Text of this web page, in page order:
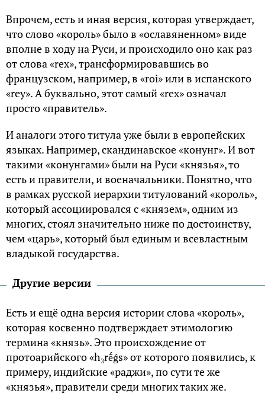
Впрочем, есть и иная версия, которая утверждает,
что слово «король» было в «ославяненном» виде
вполне в ходу на Руси, и происходило оно как раз
от слова «rex», трансформировавшись во
французском, например, в «roi» или в испанского
«rey». А буквально, этот самый «rex» означал
просто «правитель».
И аналоги этого титула уже были в европейских
языках. Например, скандинавское «конунг». И вот
такими «конунгами» были на Руси «князья», то
есть и правители, и военачальники. Понятно, что
в рамках русской иерархии титулований «король»,
который ассоциировался с «князем», одним из
многих, стоял значительно ниже по достоинству,
чем «царь», который был единым и всевластным
владыкой государства.
Другие версии
Есть и ещё одна версия истории слова «король»,
которая косвенно подтверждает этимологию
термина «князь». Это происхождение от
протоарийского «h₃rḗǵs» от которого появились, к
примеру, индийские «раджи», по сути те же
«князья», правители среди многих таких же.